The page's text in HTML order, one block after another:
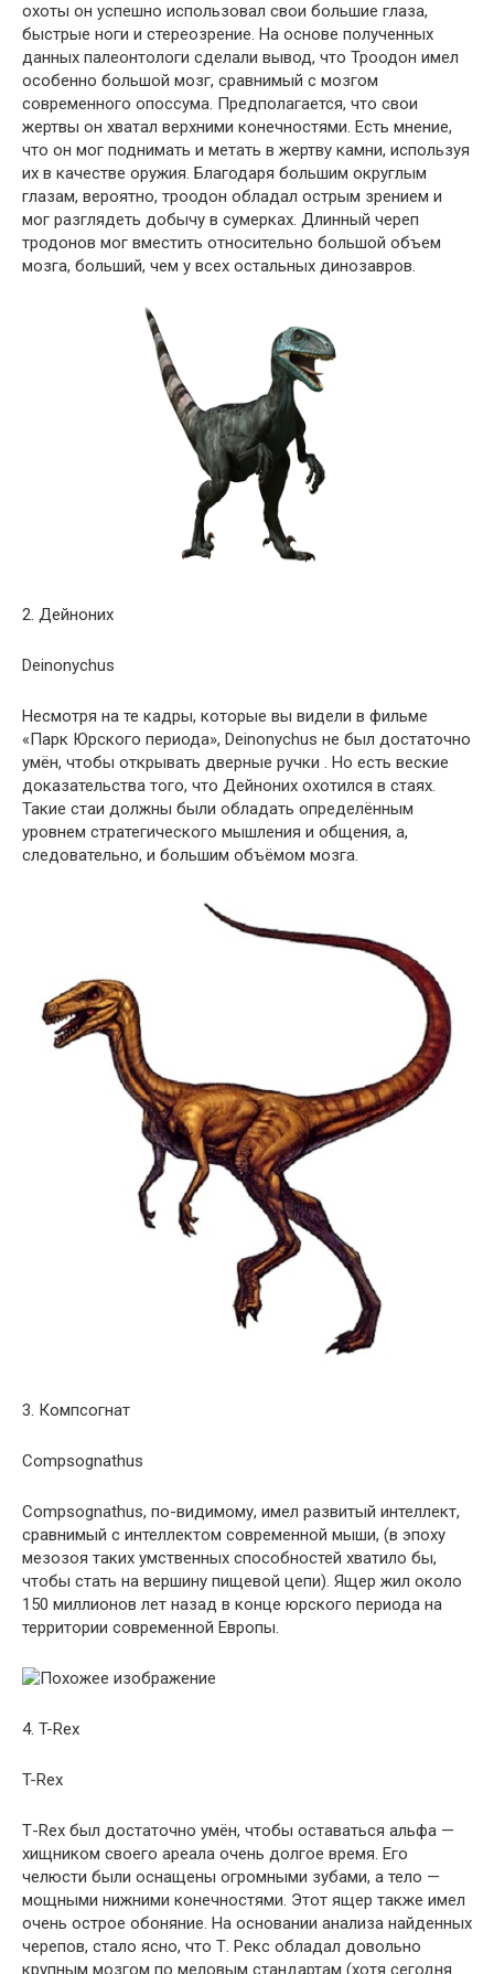
охоты он успешно использовал свои большие глаза,
быстрые ноги и стереозрение. На основе полученных
данных палеонтологи сделали вывод, что Троодон имел
особенно большой мозг, сравнимый с мозгом
современного опоссума. Предполагается, что свои
жертвы он хватал верхними конечностями. Есть мнение,
что он мог поднимать и метать в жертву камни, используя
их в качестве оружия. Благодаря большим округлым
глазам, вероятно, троодон обладал острым зрением и
мог разглядеть добычу в сумерках. Длинный череп
тродонов мог вместить относительно большой объем
мозга, больший, чем у всех остальных динозавров.
2. Дейноних
Deinonychus
Несмотря на те кадры, которые вы видели в фильме
«Парк Юрского периода», Deinonychus не был достаточно
умён, чтобы открывать дверные ручки . Но есть веские
доказательства того, что Дейноних охотился в стаях.
Такие стаи должны были обладать определённым
уровнем стратегического мышления и общения, а,
следовательно, и большим объёмом мозга.
3. Компсогнат
Compsognathus
Compsognathus, по-видимому, имел развитый интеллект,
сравнимый с интеллектом современной мыши, (в эпоху
мезозоя таких умственных способностей хватило бы,
чтобы стать на вершину пищевой цепи). Ящер жил около
150 миллионов лет назад в конце юрского периода на
территории современной Европы.
4. T-Rex
T-Rex
Т-Rex был достаточно умён, чтобы оставаться альфа —
хищником своего ареала очень долгое время. Его
челюсти были оснащены огромными зубами, а тело —
мощными нижними конечностями. Этот ящер также имел
очень острое обоняние. На основании анализа найденных
черепов, стало ясно, что Т. Рекс обладал довольно
крупным мозгом по меловым стандартам (хотя сегодня